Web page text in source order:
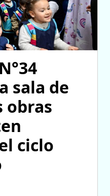
sala de
obras
ciclo